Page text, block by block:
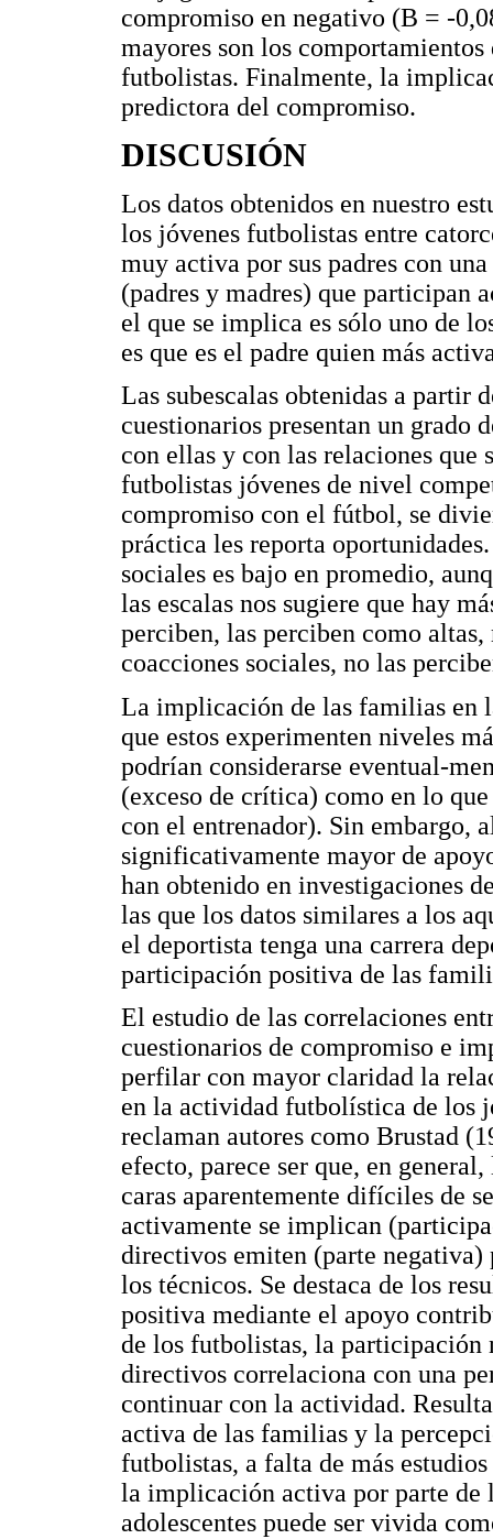
compromiso en negativo (B = -
mayores son los
futbolistas. Finalmente, la
predictora del compromiso.
DISCUSIÓN
Los datos obtenidos en nuestro
los jóvenes futbolistas entre
muy activa por sus padres con
(padres y madres) que participan
el que se implica es sólo uno de
es que es el padre quien más
Las subescalas obtenidas a partir
cuestionarios presentan un grado
con ellas y con las relaciones que
futbolistas jóvenes de nivel
compromiso con el fútbol, se
práctica les reporta
sociales es bajo en promedio,
las escalas nos sugiere que hay
perciben, las perciben como
coacciones sociales, no las
La implicación de las familias en
que estos experimenten niveles
podrían considerarse eventual-
(exceso de crítica) como en lo
con el entrenador). Sin embargo,
significativamente mayor de
han obtenido en investigaciones
las que los datos similares a los
el deportista tenga una carrera
participación positiva de las
El estudio de las correlaciones
cuestionarios de compromiso e
perfilar con mayor claridad la
en la actividad futbolística de los
reclaman autores como Brustad
efecto, parece ser que, en
caras aparentemente difíciles de
activamente se implican
directivos emiten (parte
los técnicos. Se destaca de los
positiva mediante el apoyo
de los futbolistas, la participación
directivos correlaciona con una
continuar con la actividad.
activa de las familias y la
futbolistas, a falta de más
la implicación activa por parte de
adolescentes puede ser vivida